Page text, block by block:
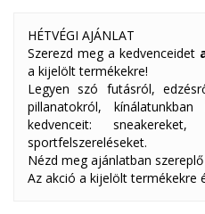
HÉTVÉGI AJÁNLAT
Szerezd meg a kedvenceidet
a kijelölt termékekre!
Legyen szó futásról,
pillanatokról,
kedvenceit:
sportfelszereléseket.
Nézd meg ajánlatban
Az akció a kijelölt termékekre